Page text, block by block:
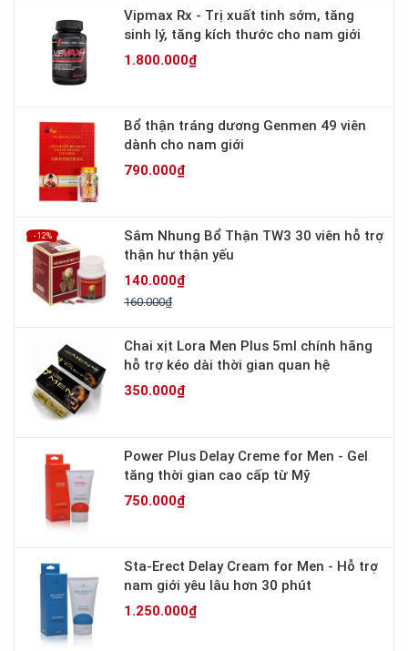
Vipmax Rx - Trị xuất tinh sớm, tăng
sinh lý, tăng kích thước cho nam giới
1.800.000₫
Bổ thận tráng dương Genmen 49 viên
dành cho nam giới
790.000₫
- 12%
Sâm Nhung Bổ Thận TW3 30 viên hỗ trợ
thận hư thận yếu
140.000₫
160.000₫
Chai xịt Lora Men Plus 5ml chính hãng
hỗ trợ kéo dài thời gian quan hệ
350.000₫
Power Plus Delay Creme for Men - Gel
tăng thời gian cao cấp từ Mỹ
750.000₫
Sta-Erect Delay Cream for Men - Hỗ trợ
nam giới yêu lâu hơn 30 phút
1.250.000₫